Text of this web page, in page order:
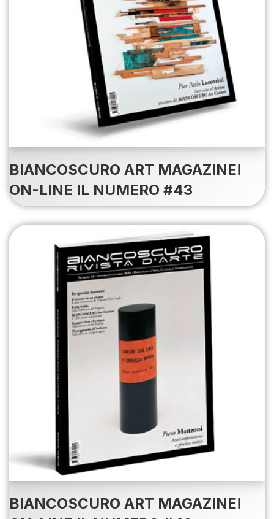
BIANCOSCURO ART MAGAZINE!
ON-LINE IL NUMERO #43
BIANCOSCURO ART MAGAZINE!